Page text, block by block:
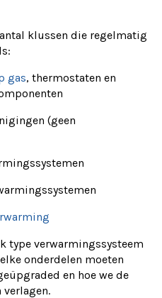
klussen die regelmatig
gas, thermostaten en
(geen
type verwarmingssysteem
onderdelen moeten
en hoe we de
verlagen.